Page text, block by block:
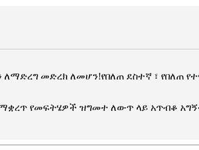
መድረክ ለመሆን!የበለጠ ደስተኛ ፣ የበለጠ
የመፍትሄዎች ዝግመተ ለውጥ ላይ አጥብቆ